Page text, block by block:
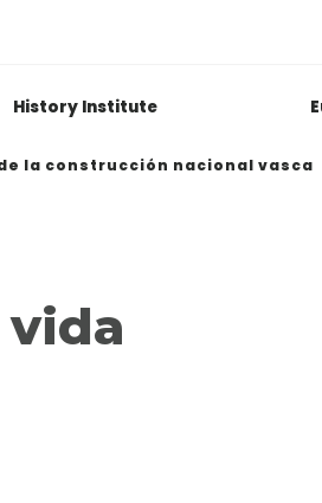
History Institute
la construcción nacional vasca
vida